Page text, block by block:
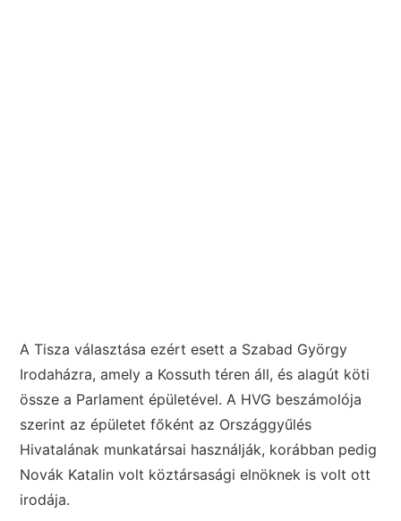
A Tisza választása ezért esett a Szabad György
Irodaházra, amely a Kossuth téren áll, és alagút köti
össze a Parlament épületével. A HVG beszámolója
szerint az épületet főként az Országgyűlés
Hivatalának munkatársai használják, korábban pedig
Novák Katalin volt köztársasági elnöknek is volt ott
irodája.